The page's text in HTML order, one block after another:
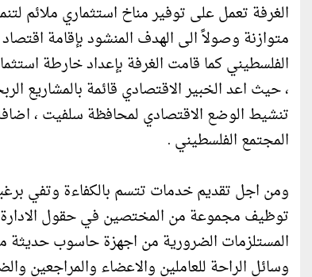
الغرفة تعمل على توفير مناخ استثماري ملائم
متوازنة وصولاً الى الهدف المنشود بإقامة
الفلسطيني كما قامت الغرفة بإعداد خارطة
، حيث اعد الخبير الاقتصادي قائمة بالمشاريع
تنشيط الوضع الاقتصادي لمحافظة سلفيت ،
المجتمع الفلسطيني .
ومن اجل تقديم خدمات تتسم بالكفاءة وتفي
توظيف مجموعة من المختصين في حقول الادارة
المستلزمات الضرورية من اجهزة حاسوب حديثة
وسائل الراحة للعاملين والاعضاء والمراجعين